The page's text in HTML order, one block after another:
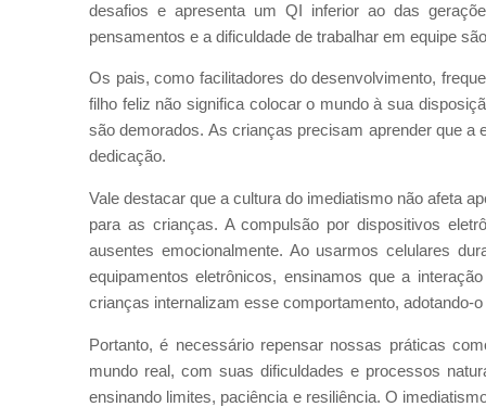
desafios e apresenta um QI inferior ao das
pensamentos e a dificuldade de trabalhar em equipe
Os pais, como facilitadores do desenvolvimento,
filho feliz não significa colocar o mundo à sua
são demorados. As crianças precisam aprender que
dedicação.
Vale destacar que a cultura do imediatismo não afeta
para as crianças. A compulsão por dispositivos
ausentes emocionalmente. Ao usarmos celulares
equipamentos eletrônicos, ensinamos que a
crianças internalizam esse comportamento, adotando-
Portanto, é necessário repensar nossas práticas
mundo real, com suas dificuldades e processos
ensinando limites, paciência e resiliência. O